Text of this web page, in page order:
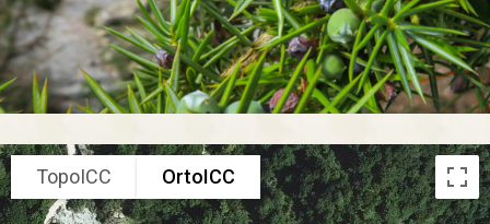
TopoICC OrtoICC